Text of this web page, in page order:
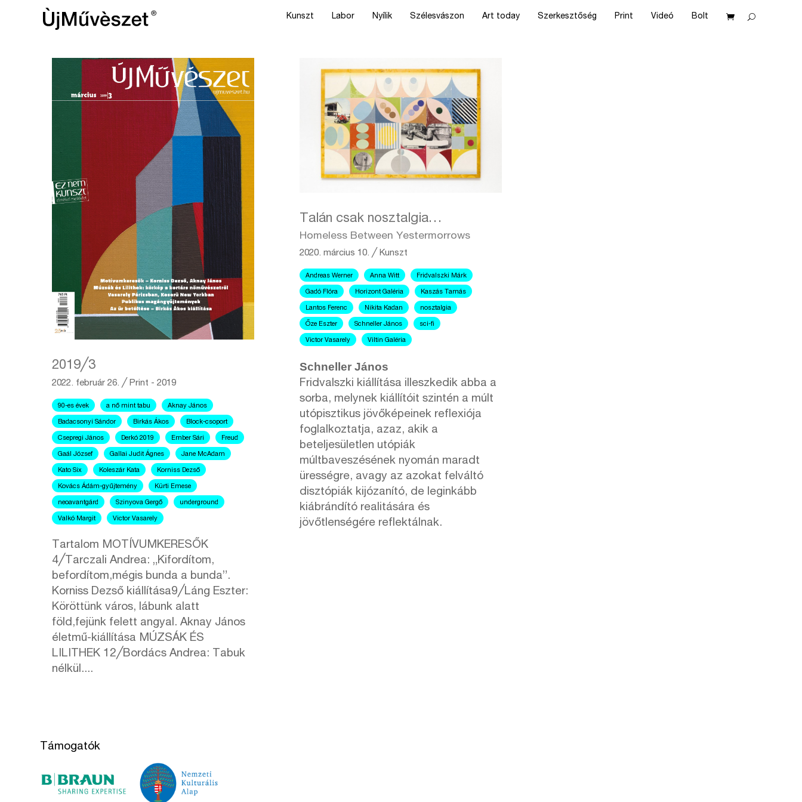
Kunszt Labor Nyílik Szélesvászon Art today Szerkesztőség Print Videó Bolt
2019╱3
2022. február 26. ╱ Print - 2019
90-es évek a nő mint tabu Aknay János
Badacsonyi Sándor Birkás Ákos Block-csoport
Csepregi János Derkó 2019 Ember Sári Freud
Gaál József Gallai Judit Ágnes Jane McAdam
Kato Six Koleszár Kata Korniss Dezső
Kovács Ádám-gyűjtemény Kürti Emese
neoavantgárd Szinyova Gergő underground
Valkó Margit Victor Vasarely
Tartalom MOTÍVUMKERESŐK
4╱Tarczali Andrea: „Kifordítom,
befordítom,mégis bunda a bunda”.
Korniss Dezső kiállítása9╱Láng Eszter:
Köröttünk város, lábunk alatt
föld,fejünk felett angyal. Aknay János
életmű-kiállítása MÚZSÁK ÉS
LILITHEK 12╱Bordács Andrea: Tabuk
nélkül....
Talán csak nosztalgia…
Homeless Between Yestermorrows
2020. március 10. ╱ Kunszt
Andreas Werner Anna Witt Fridvalszki Márk
Gadó Flóra Horizont Galéria Kaszás Tamás
Lantos Ferenc Nikita Kadan nosztalgia
Őze Eszter Schneller János sci-fi
Victor Vasarely Viltin Galéria
Schneller János
Fridvalszki kiállítása illeszkedik abba a
sorba, melynek kiállítóit szintén a múlt
utópisztikus jövőképeinek reflexiója
foglalkoztatja, azaz, akik a
beteljesületlen utópiák
múltbaveszésének nyomán maradt
ürességre, avagy az azokat felváltó
disztópiák kijózanító, de leginkább
kiábrándító realitására és
jövőtlenségére reflektálnak.
Támogatók